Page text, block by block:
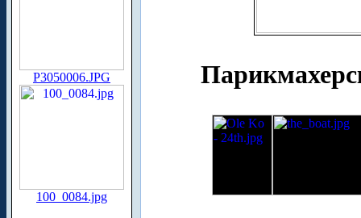
P3050006.JPG
100_0084.jpg